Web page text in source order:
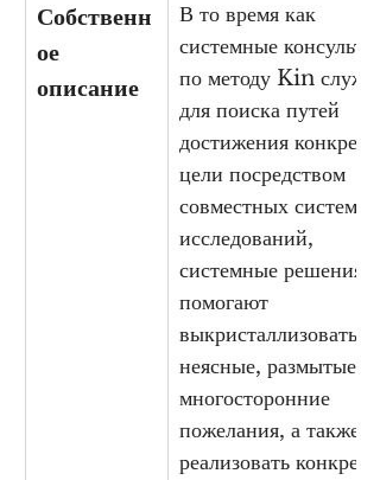
Собственн
ое
описание
В то время как
системные
по методу Kin служат
для поиска путей
достижения
цели посредством
совместных
исследований,
системные решения
помогают
выкристаллизовать
неясные, размытые,
многосторонние
пожелания, а также
реализовать